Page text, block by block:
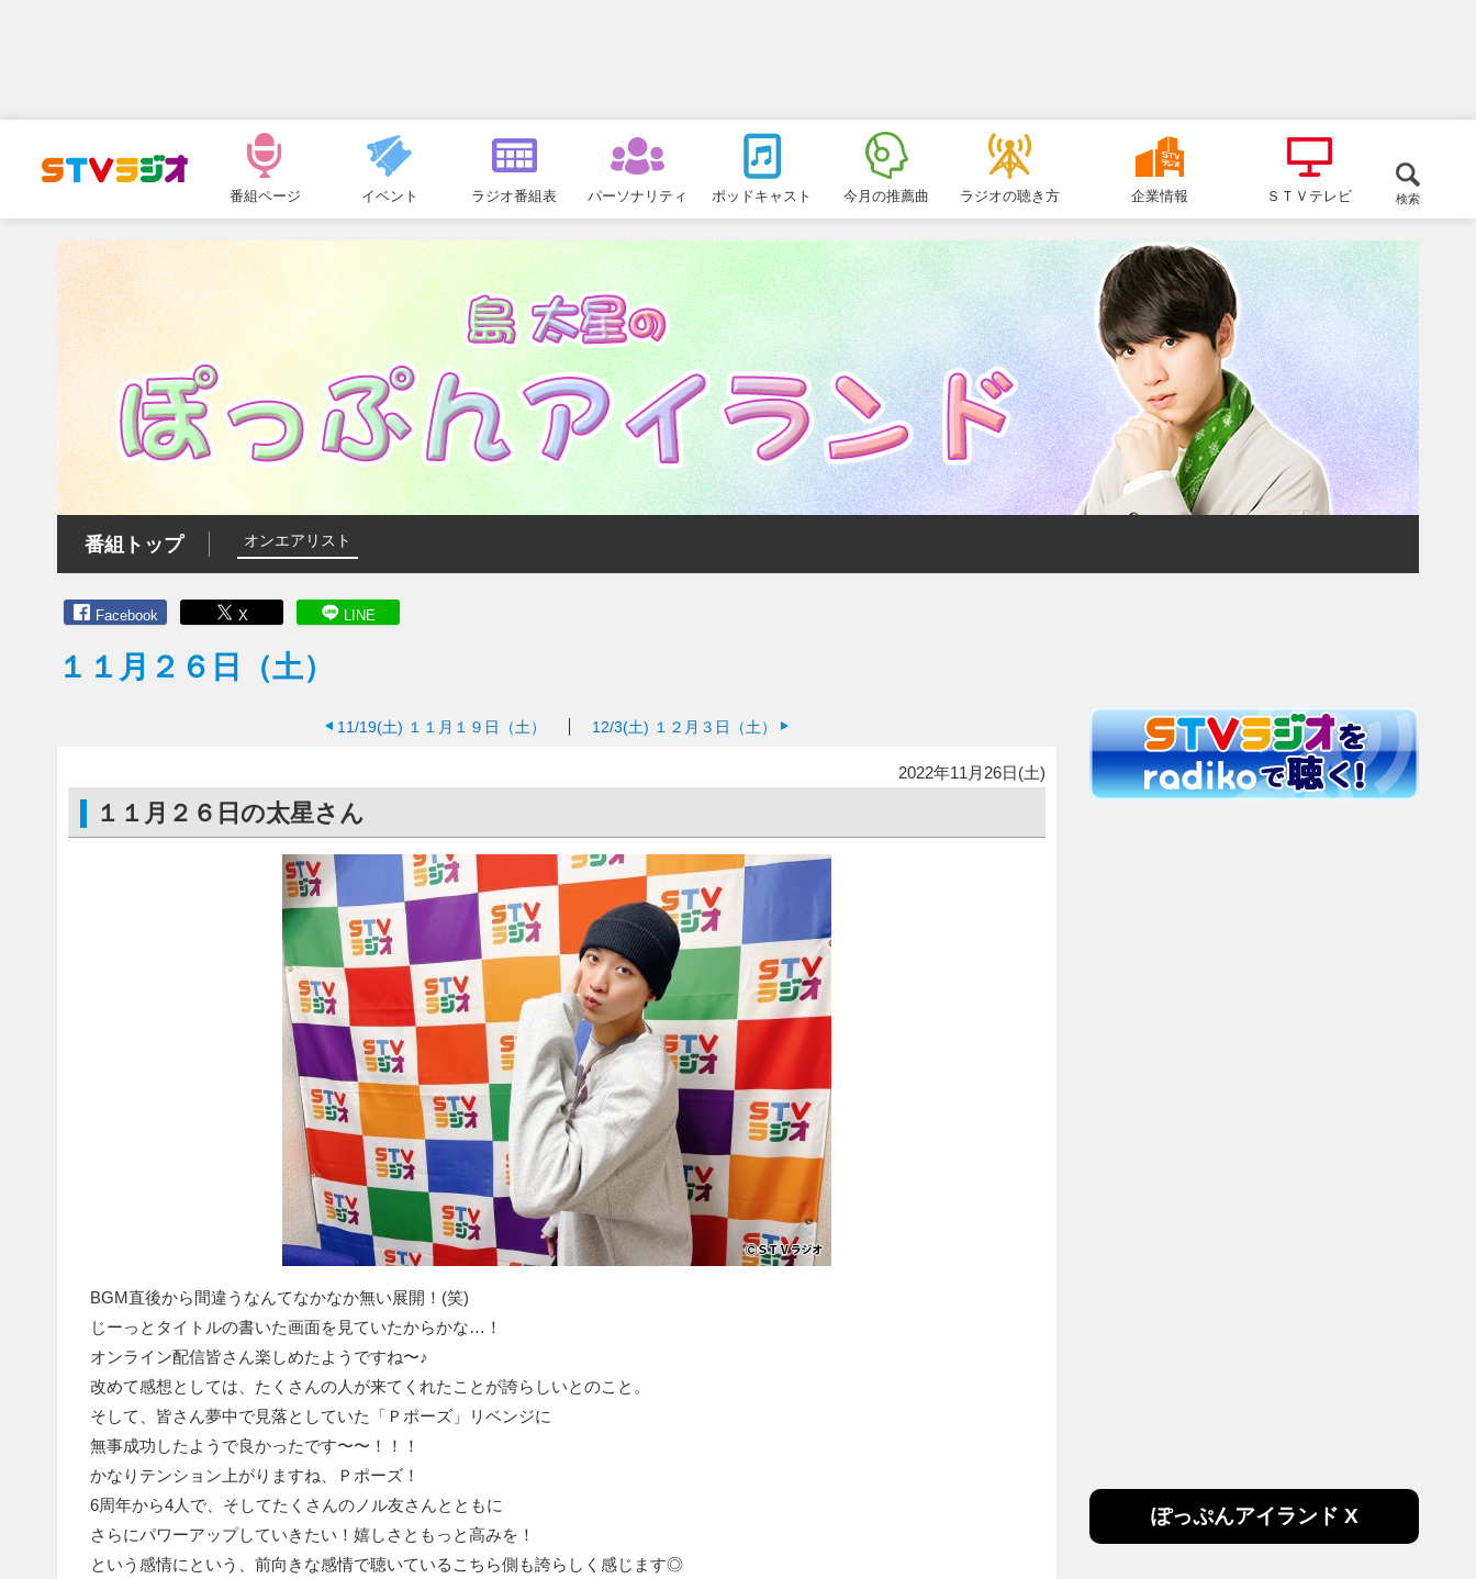
ュ
ー
番組ページ イベント ラジオ番組表 パーソナリティ ポッドキャスト 今月の推薦曲 ラジオの聴き方 企業情報 ＳＴＶテレビ 検索
番組トップ オンエアリスト
Facebook X LINE
１１月２６日（土）
11/19(土) １１月１９日（土） 12/3(土) １２月３日（土）
2022年11月26日(土)
１１月２６日の太星さん
BGM直後から間違うなんてなかなか無い展開！(笑)
じーっとタイトルの書いた画面を見ていたからかな…！
オンライン配信皆さん楽しめたようですね〜♪
改めて感想としては、たくさんの人が来てくれたことが誇らしいとのこと。
そして、皆さん夢中で見落としていた「Ｐポーズ」リベンジに
無事成功したようで良かったです〜〜！！！
かなりテンション上がりますね、Ｐポーズ！
6周年から4人で、そしてたくさんのノル友さんとともに
さらにパワーアップしていきたい！嬉しさともっと高みを！
という感情にという、前向きな感情で聴いているこちら側も誇らしく感じます◎
ぽっぷんアイランド X